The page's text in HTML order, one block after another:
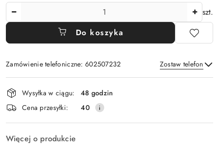
szt.
Do koszyka
Zamówienie telefoniczne: 602507232 Zostaw telefon
Wyślij
Dostępność
i
dostawa
Wysyłka w ciągu:
48 godzin
Cena przesyłki:
40
Więcej o produkcie